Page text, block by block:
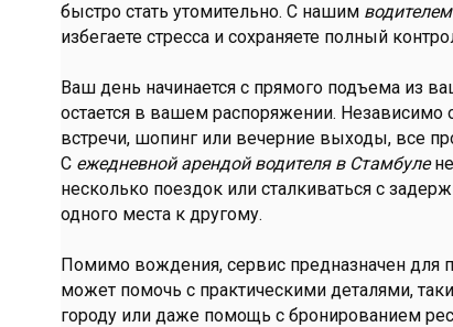
быстро стать утомительно. С нашим
избегаете стресса и сохраняете полный
Ваш день начинается с прямого подъема из
остается в вашем распоряжении.
встречи, шопинг или вечерние выходы, все
С ежедневной арендой водителя в Стамбуле
несколько поездок или сталкиваться с
одного места к другому.
Помимо вождения, сервис предназначен для
может помочь с практическими деталями,
городу или даже помощь с бронированием